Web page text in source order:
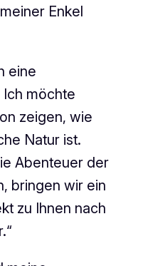
Enkel
eine
möchte
zeigen, wie
Natur ist.
Abenteuer der
bringen wir ein
zu Ihnen nach